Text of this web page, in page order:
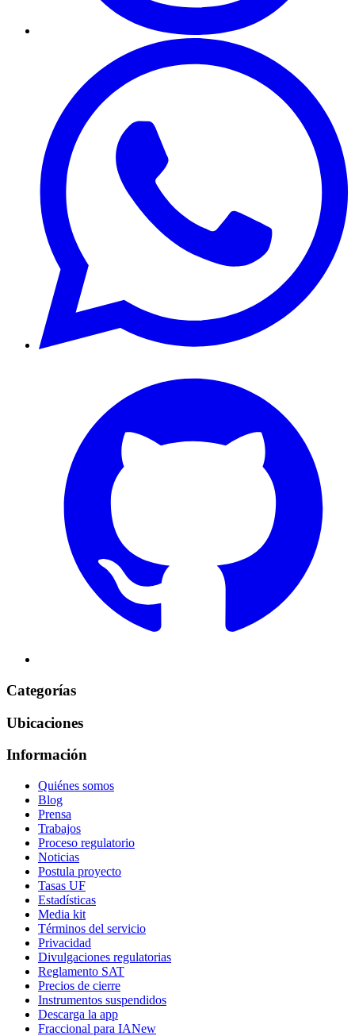
Categorías
Ubicaciones
Información
Quiénes somos
Blog
Prensa
Trabajos
Proceso regulatorio
Noticias
Postula proyecto
Tasas UF
Estadísticas
Media kit
Términos del servicio
Privacidad
Divulgaciones regulatorias
Reglamento SAT
Precios de cierre
Instrumentos suspendidos
Descarga la app
Fraccional para IANew